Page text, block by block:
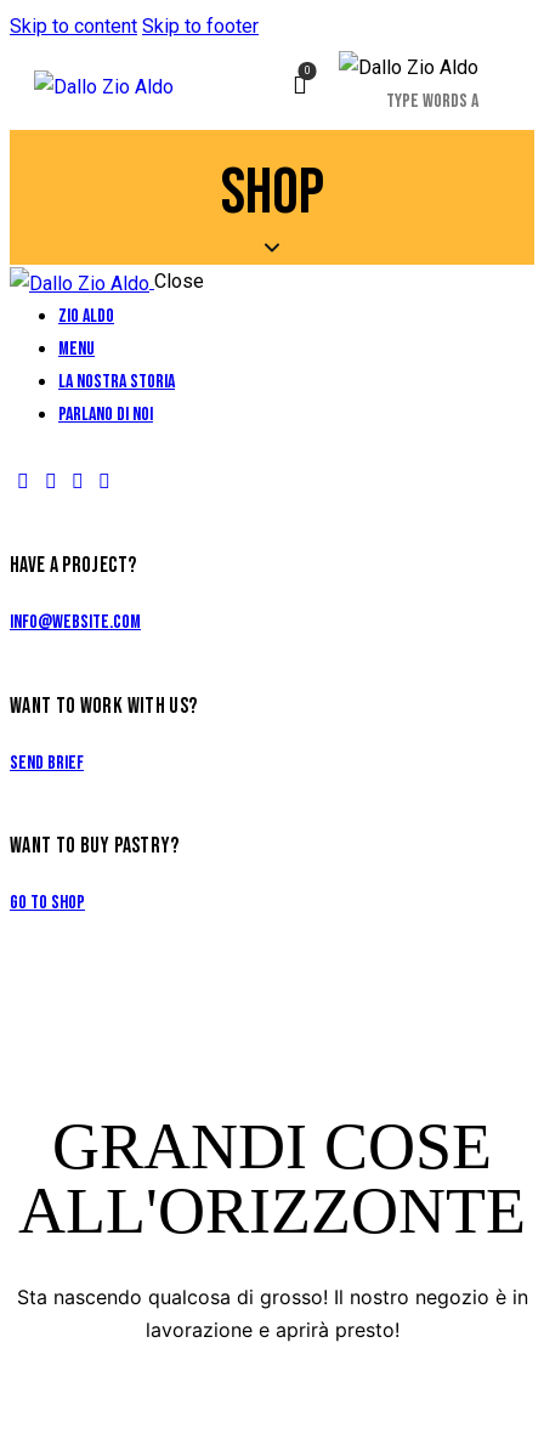
Skip to content Skip to footer
0
SHOP
Close
Zio Aldo
Menu
La Nostra Storia
Parlano di Noi
HAVE A PROJECT?
info@website.com
WANT TO WORK WITH US?
Send Brief
WANT TO BUY PASTRY?
Go to Shop
GRANDI COSE
ALL'ORIZZONTE
Sta nascendo qualcosa di grosso! Il nostro negozio è in
lavorazione e aprirà presto!